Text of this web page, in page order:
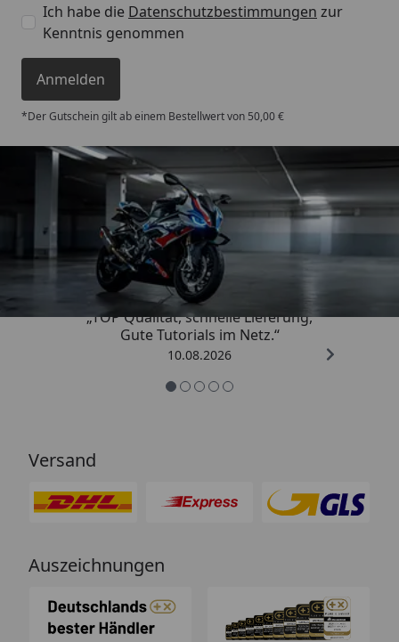
Ich habe die Datenschutzbestimmungen zur
Kenntnis genommen
Anmelden
*Der Gutschein gilt ab einem Bestellwert von 50,00 €
Trusted Shops
4,85/ 5
„TOP Qualität, schnelle Lieferung,
Gute Tutorials im Netz.“
10.08.2026
Versand
Auszeichnungen